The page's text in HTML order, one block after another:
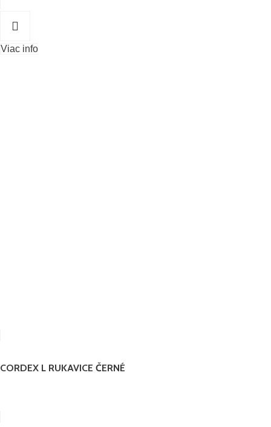
Viac info
CORDEX L RUKAVICE ČERNÉ